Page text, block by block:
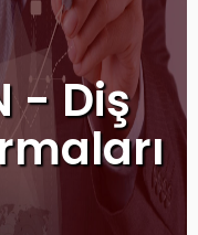
- Diş